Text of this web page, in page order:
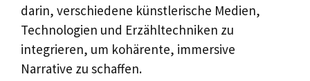
darin, verschiedene künstlerische Medien,
Technologien und Erzähltechniken zu
integrieren, um kohärente, immersive
Narrative zu schaffen.